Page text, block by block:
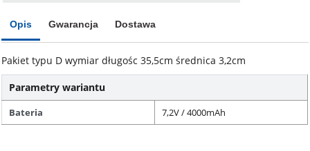
Opis Gwarancja Dostawa
Pakiet typu D wymiar długośc 35,5cm średnica 3,2cm
Parametry wariantu
Bateria 7,2V / 4000mAh